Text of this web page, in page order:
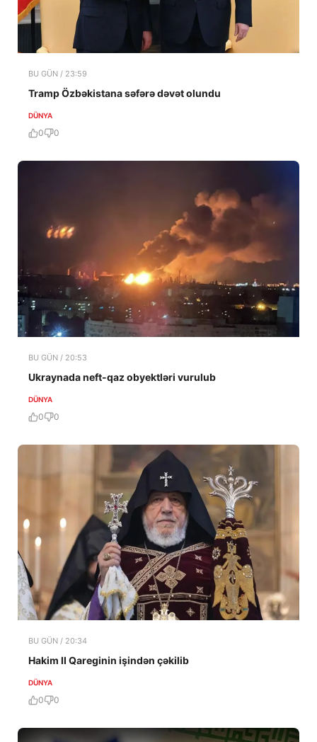
BU GÜN / 23:59
Tramp Özbəkistana səfərə dəvət olundu
DÜNYA
0 0
BU GÜN / 20:53
Ukraynada neft-qaz obyektləri vurulub
DÜNYA
0 0
BU GÜN / 20:34
Hakim II Qareginin işindən çəkilib
DÜNYA
0 0